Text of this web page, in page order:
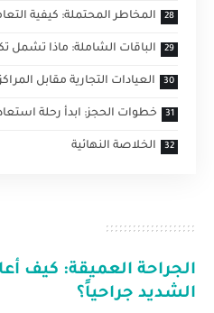
المخاطر المحتملة: كيفية
الباقات الشاملة: ماذا تشمل
العيادات التجارية مقابل
خطوات الحجز: ابدأ رحلة
الخلاصة النهائية
الجراحة العميقة: كيف
الشديد جراحياً؟